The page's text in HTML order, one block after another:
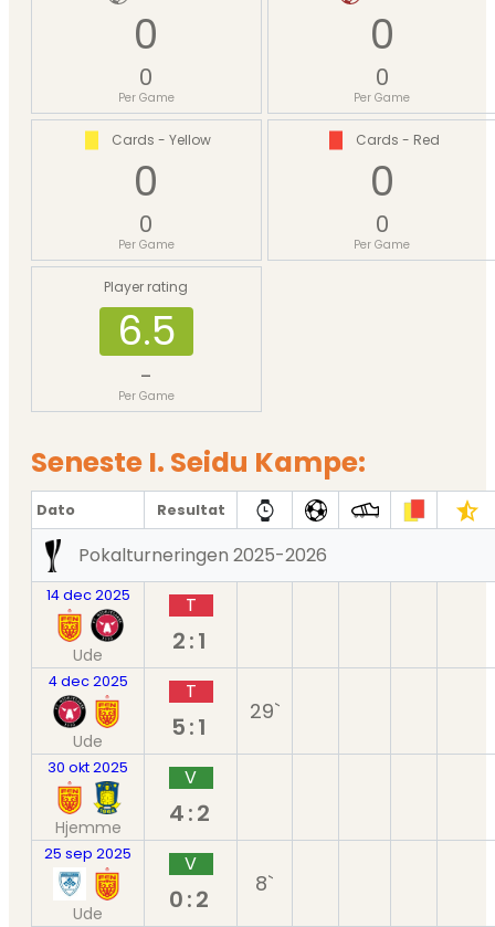
0
0
Per Game
0
0
Per Game
Cards - Yellow
0
0
Per Game
Cards - Red
0
0
Per Game
Player rating
6.5
-
Per Game
Seneste I. Seidu Kampe:
Dato Resultat
Pokalturneringen 2025-2026
14 dec 2025
Ude
T
2:1
4 dec 2025
Ude
T
5:1
29`
30 okt 2025
Hjemme
V
4:2
25 sep 2025
Ude
V
0:2
8`